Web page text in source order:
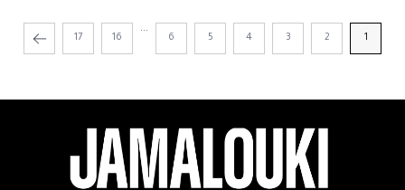
1
2
3
4
5
6
...
16
17